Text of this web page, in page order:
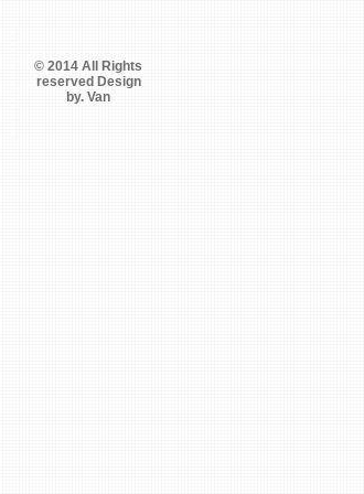
© 2014 All Rights
reserved Design
by. Van